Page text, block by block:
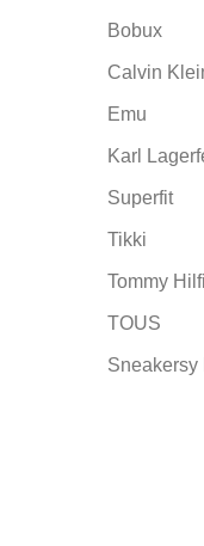
Bobux
Calvin
Emu
Karl
Superfit
Tikki
Tommy
TOUS
Sneakersy